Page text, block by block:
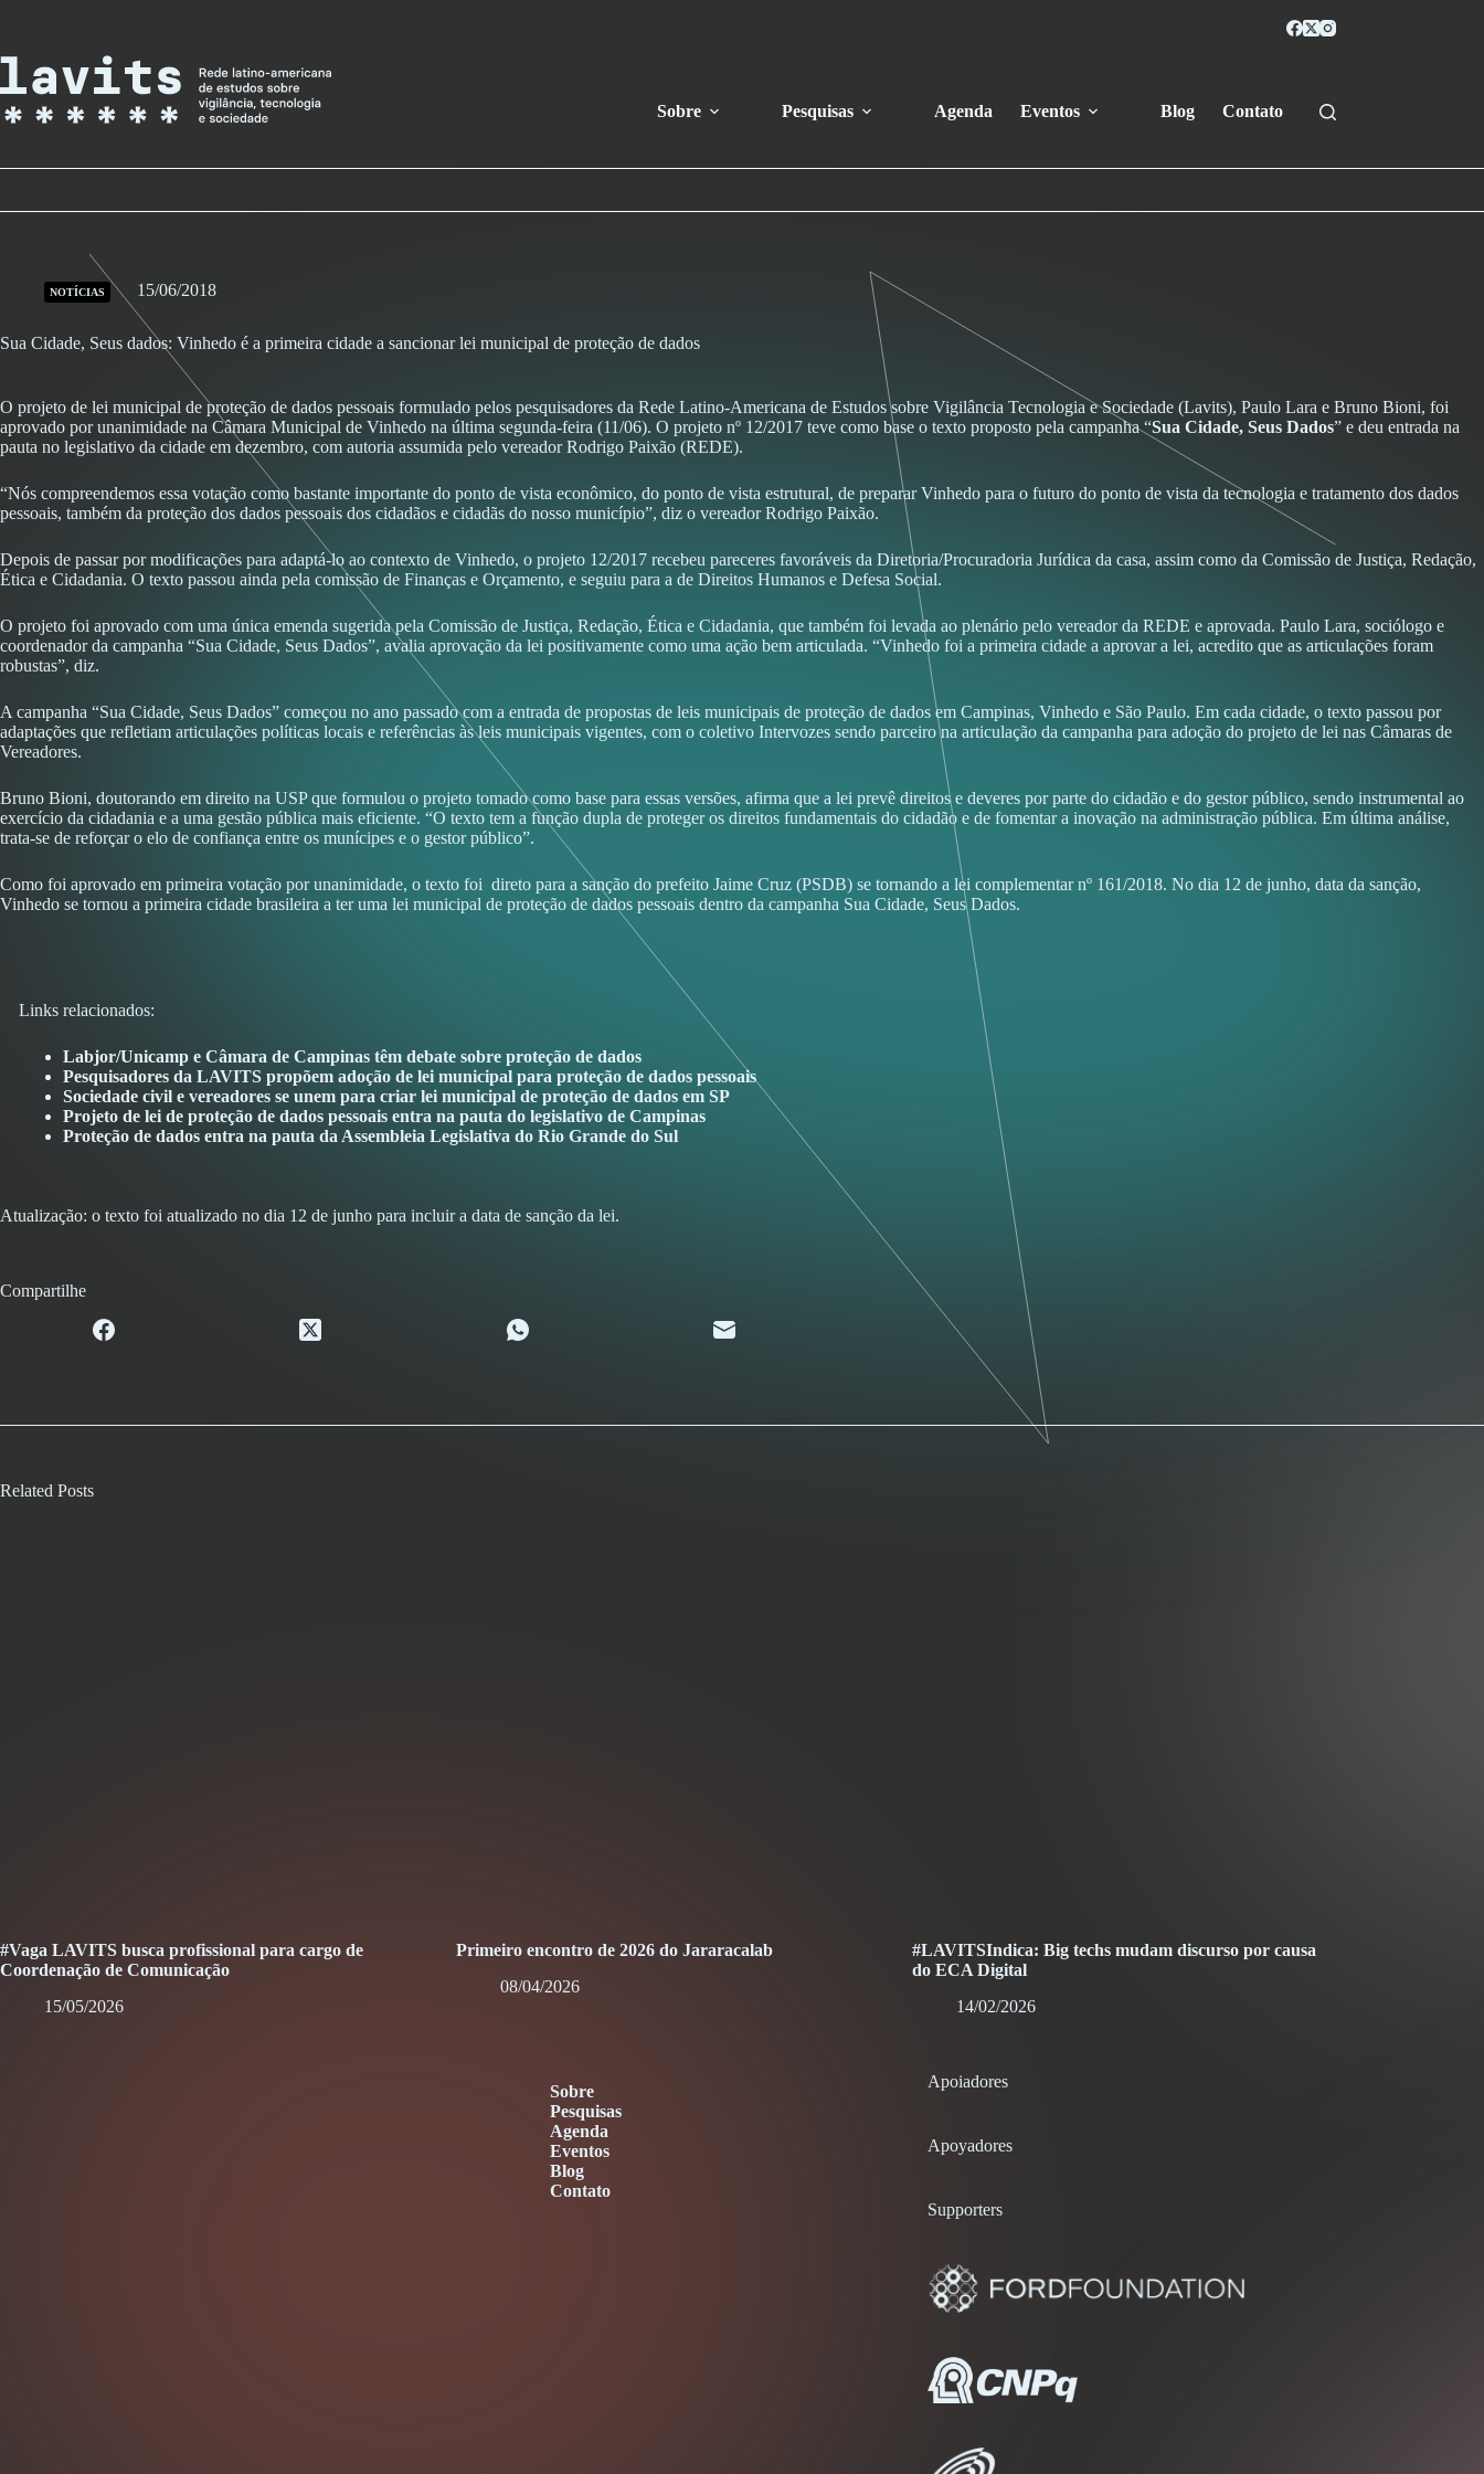
Sobre Pesquisas Agenda Eventos Blog Contato
NOTÍCIAS 15/06/2018
Sua Cidade, Seus dados: Vinhedo é a primeira cidade a sancionar lei municipal de proteção de dados
O projeto de lei municipal de proteção de dados pessoais formulado pelos pesquisadores da Rede Latino-Americana de Estudos sobre Vigilância Tecnologia e Sociedade (Lavits), Paulo Lara e Bruno Bioni, foi
aprovado por unanimidade na Câmara Municipal de Vinhedo na última segunda-feira (11/06). O projeto nº 12/2017 teve como base o texto proposto pela campanha “Sua Cidade, Seus Dados” e deu entrada na
pauta no legislativo da cidade em dezembro, com autoria assumida pelo vereador Rodrigo Paixão (REDE).
“Nós compreendemos essa votação como bastante importante do ponto de vista econômico, do ponto de vista estrutural, de preparar Vinhedo para o futuro do ponto de vista da tecnologia e tratamento dos dados
pessoais, também da proteção dos dados pessoais dos cidadãos e cidadãs do nosso município”, diz o vereador Rodrigo Paixão.
Depois de passar por modificações para adaptá-lo ao contexto de Vinhedo, o projeto 12/2017 recebeu pareceres favoráveis da Diretoria/Procuradoria Jurídica da casa, assim como da Comissão de Justiça, Redação,
Ética e Cidadania. O texto passou ainda pela comissão de Finanças e Orçamento, e seguiu para a de Direitos Humanos e Defesa Social.
O projeto foi aprovado com uma única emenda sugerida pela Comissão de Justiça, Redação, Ética e Cidadania, que também foi levada ao plenário pelo vereador da REDE e aprovada. Paulo Lara, sociólogo e
coordenador da campanha “Sua Cidade, Seus Dados”, avalia aprovação da lei positivamente como uma ação bem articulada. “Vinhedo foi a primeira cidade a aprovar a lei, acredito que as articulações foram
robustas”, diz.
A campanha “Sua Cidade, Seus Dados” começou no ano passado com a entrada de propostas de leis municipais de proteção de dados em Campinas, Vinhedo e São Paulo. Em cada cidade, o texto passou por
adaptações que refletiam articulações políticas locais e referências às leis municipais vigentes, com o coletivo Intervozes sendo parceiro na articulação da campanha para adoção do projeto de lei nas Câmaras de
Vereadores.
Bruno Bioni, doutorando em direito na USP que formulou o projeto tomado como base para essas versões, afirma que a lei prevê direitos e deveres por parte do cidadão e do gestor público, sendo instrumental ao
exercício da cidadania e a uma gestão pública mais eficiente. “O texto tem a função dupla de proteger os direitos fundamentais do cidadão e de fomentar a inovação na administração pública. Em última análise,
trata-se de reforçar o elo de confiança entre os munícipes e o gestor público”.
Como foi aprovado em primeira votação por unanimidade, o texto foi direto para a sanção do prefeito Jaime Cruz (PSDB) se tornando a lei complementar nº 161/2018. No dia 12 de junho, data da sanção,
Vinhedo se tornou a primeira cidade brasileira a ter uma lei municipal de proteção de dados pessoais dentro da campanha Sua Cidade, Seus Dados.
Links relacionados:
Labjor/Unicamp e Câmara de Campinas têm debate sobre proteção de dados
Pesquisadores da LAVITS propõem adoção de lei municipal para proteção de dados pessoais
Sociedade civil e vereadores se unem para criar lei municipal de proteção de dados em SP
Projeto de lei de proteção de dados pessoais entra na pauta do legislativo de Campinas
Proteção de dados entra na pauta da Assembleia Legislativa do Rio Grande do Sul
Atualização: o texto foi atualizado no dia 12 de junho para incluir a data de sanção da lei.
Compartilhe
Related Posts
#Vaga LAVITS busca profissional para cargo de
Coordenação de Comunicação
15/05/2026
Primeiro encontro de 2026 do Jararacalab
08/04/2026
#LAVITSIndica: Big techs mudam discurso por causa
do ECA Digital
14/02/2026
Sobre
Pesquisas
Agenda
Eventos
Blog
Contato
Apoiadores
Apoyadores
Supporters